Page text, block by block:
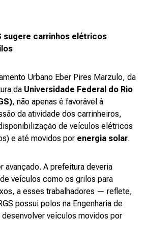
sugere carrinhos elétricos
Urbano Eber Pires Marzulo, da
da Universidade Federal do Rio
, não apenas é favorável à
da atividade dos carrinheiros,
de veículos elétricos
e até movidos por energia solar.
avançado. A prefeitura deveria
veículos como os grilos para
a esses trabalhadores — reflete,
possui polos na Engenharia de
veículos movidos por